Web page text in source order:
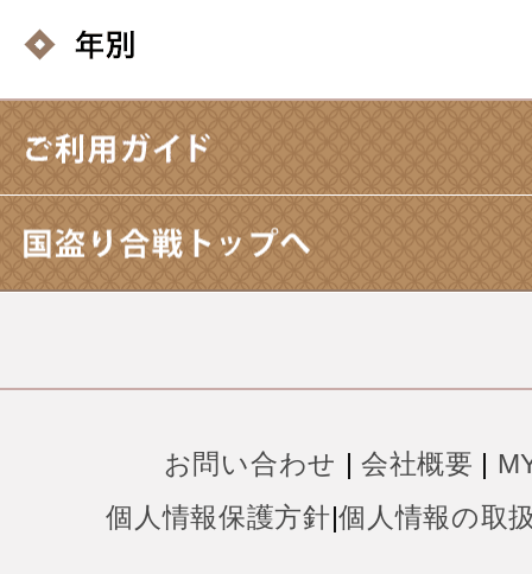
お問い合わせ | 会社概要 |
個人情報保護方針|個人情報の取